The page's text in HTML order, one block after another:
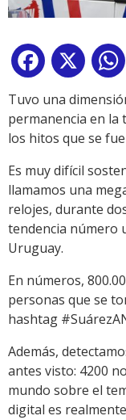
Facebook
X
Tuvo una
permanencia en la
los hitos que se
Es muy difícil
llamamos una
relojes, durante
tendencia número
Uruguay.
En números,
personas que se
hashtag
Además,
antes visto: 4200
mundo sobre el
digital es